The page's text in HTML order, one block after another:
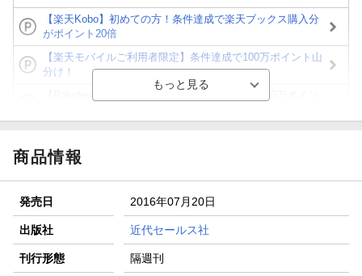
【楽天Kobo】初めての方！条件達成で楽天ブックス購入分
がポイント20倍
【楽天モバイルご利用者限定】条件達成で100万ポイント山
分け！
が当たる！
楽天モバイル紹介キャンペーンの拡散で300円OFFクーポン
進呈
条件達成で楽天限定・宝塚歌劇 宙組貸切公演ペアチケット
が当たる
商品情報
発売日 2016年07月20日
出版社 近代セールス社
刊行形態 隔週刊